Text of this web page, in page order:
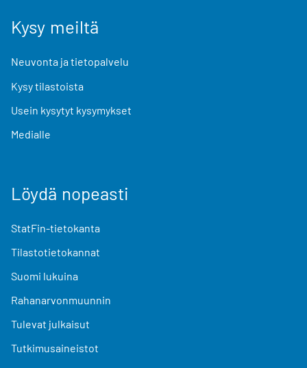
Kysy meiltä
Neuvonta ja tietopalvelu
Kysy tilastoista
Usein kysytyt kysymykset
Medialle
Löydä nopeasti
StatFin-tietokanta
Tilastotietokannat
Suomi lukuina
Rahanarvonmuunnin
Tulevat julkaisut
Tutkimusaineistot